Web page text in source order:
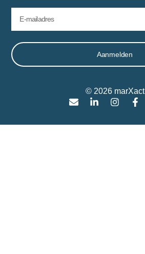
Aanmelden
© 2026 marXact